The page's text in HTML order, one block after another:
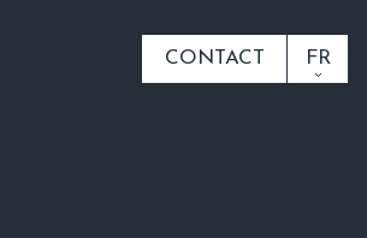
CONTACT FR